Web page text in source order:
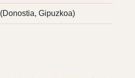
(Donostia, Gipuzkoa)